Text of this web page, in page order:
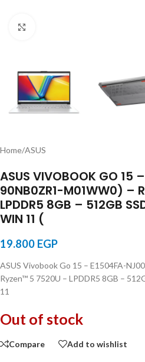
Home/ASUS
ASUS VIVOBOOK GO 15
90NB0ZR1-M01WW0) –
LPDDR5 8GB – 512GB
WIN 11 (
19.800 EGP
ASUS Vivobook Go 15 – E1504FA-
Ryzen™ 5 7520U – LPDDR5 8GB –
11
Out of stock
Compare Add to wishlist